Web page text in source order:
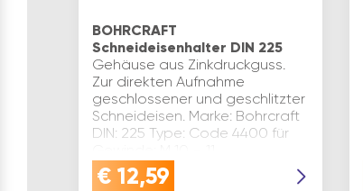
BOHRCRAFT
Schneideisenhalter DIN 225
Gehäuse aus Zinkdruckguss.
Zur direkten Aufnahme
geschlossener und geschlitzter
Schneideisen. Marke: Bohrcraft
DIN: 225 Type: Code 4400 für
Gesamtlänge(mm): 280
Verwendung:…
€ 12,59